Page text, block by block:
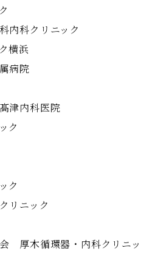
内科クリニック
横浜
病院
津内科医院
ク
ク
リニック
厚木循環器・内科クリニッ